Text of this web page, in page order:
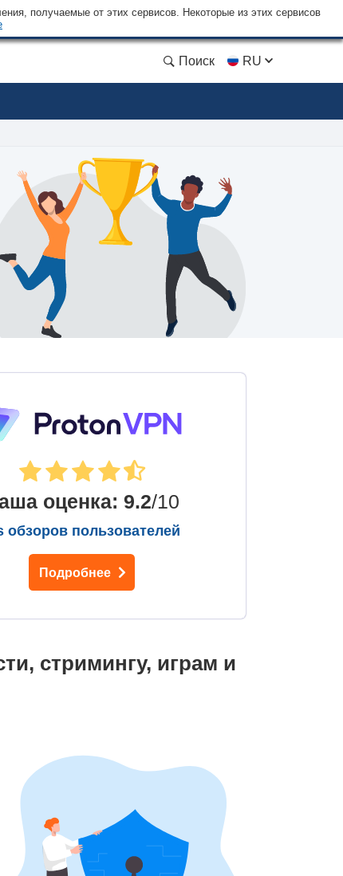
получаемые от этих сервисов. Некоторые из этих сервисов
Поиск RU
оценка: 9.2/10
обзоров пользователей
Подробнее
стримингу, играм и